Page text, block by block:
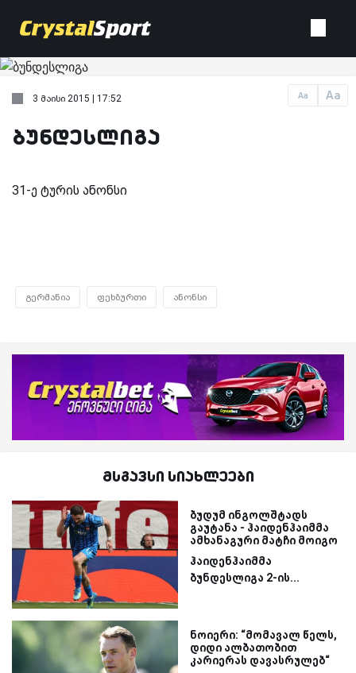
Aa Aa
3 მაისი 2015 | 17:52
ბუნდესლიგა
31-ე ტურის ანონსი
გერმანია ფეხბურთი ანონსი
მსგავსი სიახლეები
ბუდუმ ინგოლშტადს
გაუტანა - ჰაიდენჰაიმმა
ამხანაგური მატჩი მოიგო
ჰაიდენჰაიმმა
ბუნდესლიგა 2-ის...
ნოიერი: “მომავალ წელს,
დიდი ალბათობით
კარიერას დავასრულებ“